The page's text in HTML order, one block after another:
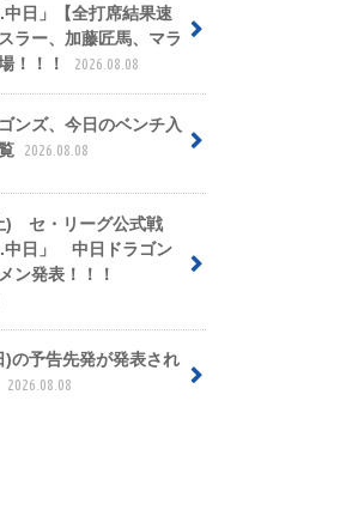
中日」【全打席結果速
ラー、加藤匠馬、マラ
！！！
2026.08.08
ンズ、今日のベンチ入
2026.08.08
) セ・リーグ公式戦
中日」 中日ドラゴン
ン発表！！！
)の予告先発が発表され
2026.08.08